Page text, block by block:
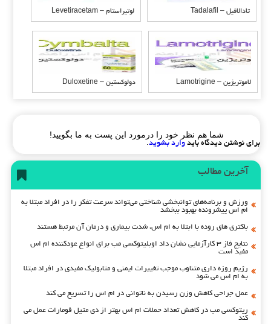
تادالافیل – Tadalafil لوتیراستام – Levetiracetam
لاموتریژین – Lamotrigine دولوکستین – Duloxetine
شما هم نظر خود را درمورد این پست به ما بگویید!
برای نوشتن دیدگاه باید وارد بشوید.
آخرین مطالب
ورزش و برنامه‌های توانبخشی شناختی می‌تواند سرعت تفکر را در افراد مبتلا به
ام اس پیشرونده بهبود ببخشد
باکتری های روده با ابتلا به ام اس، شدت بیماری و درمان آن مرتبط هستند
نتایج فاز ۳ کارآزمایی نشان داد اوبلیتوکسی مب برای انواع عودکننده ام اس
مفید است
رژیم روزه داری متناوب موجب تغییرات ایمنی و متابولیک مفیدی در افراد مبتلا
به ام اس می شود
عمل جراحی کاهش وزن رسیدن به ناتوانی در ام اس را تسریع می کند
ریتوکسی مب در کاهش تعداد حملات ام اس بهتر از دی متیل فومارات عمل می
کند